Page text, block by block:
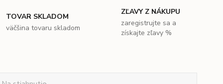
TOVAR SKLADOM
väčšina tovaru skladom
ZĽAVY Z NÁKUPU
zaregistrujte sa a
získajte zľavy %